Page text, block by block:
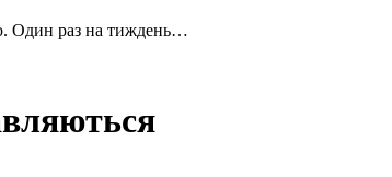
Один раз на тиждень…